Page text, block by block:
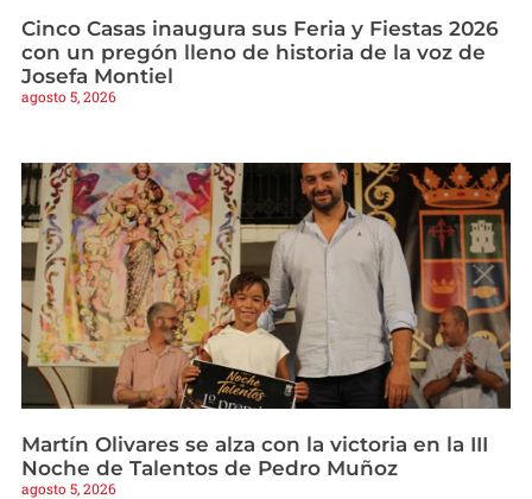
Cinco Casas inaugura sus Feria y Fiestas 2026
con un pregón lleno de historia de la voz de
Josefa Montiel
agosto 5, 2026
Martín Olivares se alza con la victoria en la III
Noche de Talentos de Pedro Muñoz
agosto 5, 2026